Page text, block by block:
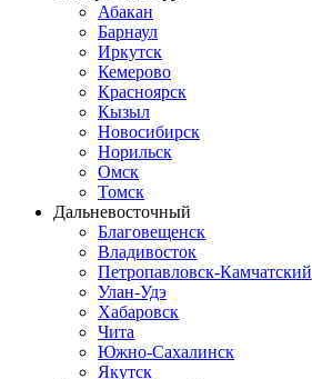
Абакан
Барнаул
Иркутск
Кемерово
Красноярск
Кызыл
Новосибирск
Норильск
Омск
Томск
Дальневосточный
Благовещенск
Владивосток
Петропавловск-Камчатский
Улан-Удэ
Хабаровск
Чита
Южно-Сахалинск
Якутск